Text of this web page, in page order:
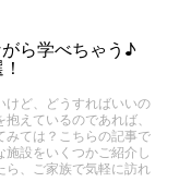
ら学べちゃう♪
けど、どうすればいいの
えているのであれば、
みては？こちらの記事で
設をいくつかご紹介し
、ご家族で気軽に訪れ